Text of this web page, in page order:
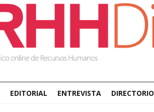
EDITORIAL ENTREVISTA DIRECTORIO